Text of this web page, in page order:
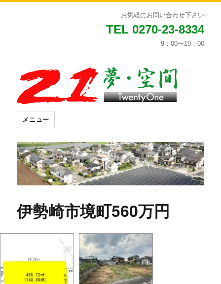
お気軽にお問い合わせ下さい
TEL 0270-23-8334
9：00〜19：00
メニュー
伊勢崎市境町560万円